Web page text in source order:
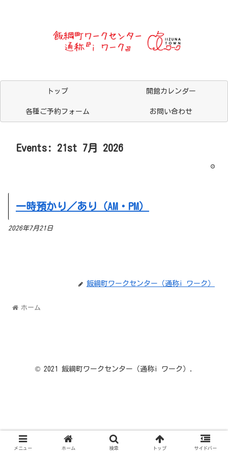
トップ 開館カレンダー
各種ご予約フォーム お問い合わせ
Events: 21st 7月 2026
一時預かり／あり（AM・PM）
2026年7月21日
飯綱町ワークセンター（通称i ワーク）
ホーム
© 2021 飯綱町ワークセンター（通称i ワーク）.
メニュー ホーム 検索 トップ サイドバー